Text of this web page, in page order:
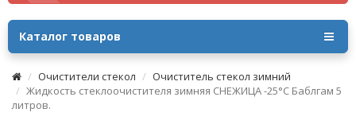
Каталог товаров
Очистители cтекол
Очиститель стекол зимний
Жидкость стеклоочистителя зимняя СНЕЖИЦА -25°C Баблгам 5
литров.